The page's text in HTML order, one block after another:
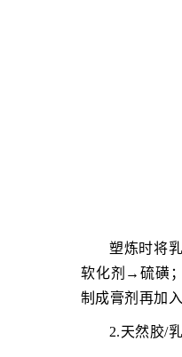
塑炼时将
软化剂→硫磺
制成膏剂再加
2.天然胶/